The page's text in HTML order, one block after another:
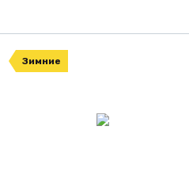
Зимние